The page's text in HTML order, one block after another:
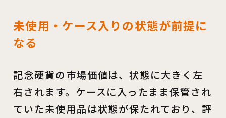
未使用・ケース入りの状態が前提に
なる
記念硬貨の市場価値は、状態に大きく左
右されます。ケースに入ったまま保管され
ていた未使用品は状態が保たれており、評